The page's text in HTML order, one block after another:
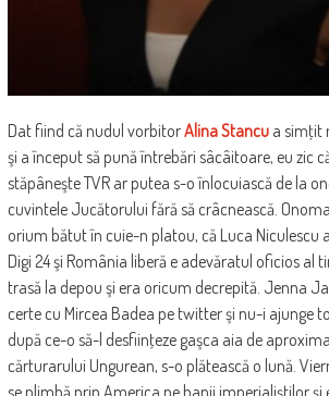
Dat fiind că nudul vorbitorAlina Stancua simţit
şi a început să pună întrebări sâcâitoare, eu zic
stăpâneşte TVR ar putea s-o înlocuiască de la
cuvintele Jucătorului fără să crâcnească.
orium bătut în cuie-n platou, că Luca Niculescu
Digi 24 şi România liberă e adevăratul oficios al
trasă la depou şi era oricum decrepită. Jenna
certe cu Mircea Badea pe twitter şi nu-i ajunge
după ce-o să-l desfiinţeze gaşca aia de
cărturarului Ungurean, s-o plătească o lună.